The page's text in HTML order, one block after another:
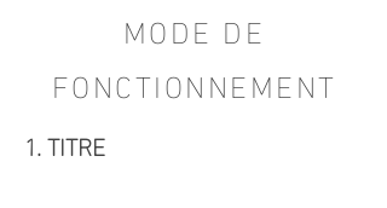
MODE DE
FONCTIONNEMENT
1. TITRE